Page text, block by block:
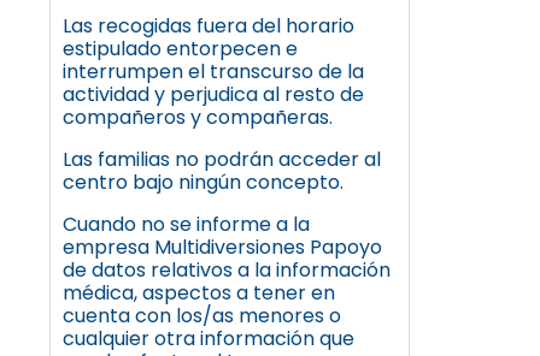
Las recogidas fuera del horario
estipulado entorpecen e
interrumpen el transcurso de la
actividad y perjudica al resto de
compañeros y compañeras.
Las familias no podrán acceder al
centro bajo ningún concepto.
Cuando no se informe a la
empresa Multidiversiones Papoyo
de datos relativos a la información
médica, aspectos a tener en
cuenta con los/as menores o
cualquier otra información que